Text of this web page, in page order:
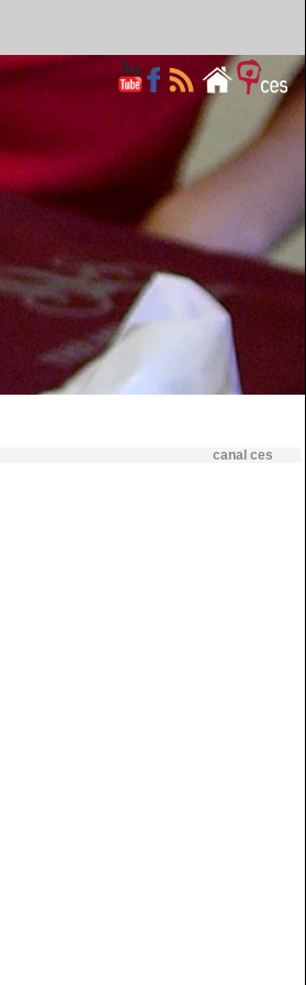
canal ces